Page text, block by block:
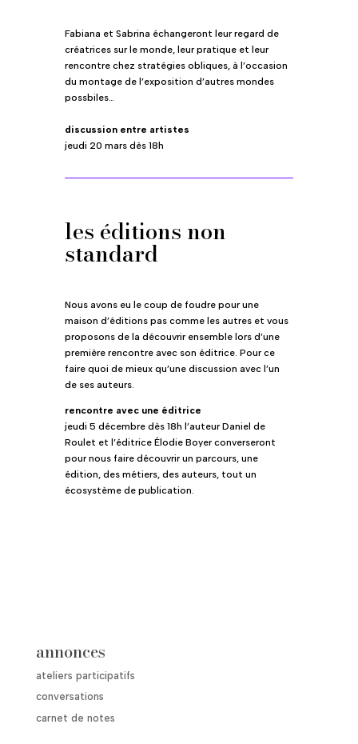
Fabiana et Sabrina échangeront leur regard de
créatrices sur le monde, leur pratique et leur
rencontre chez stratégies obliques, à l’occasion
du montage de l’exposition d’autres mondes
possbiles…
discussion entre artistes
jeudi 20 mars dès 18h
les éditions non
standard
Nous avons eu le coup de foudre pour une
maison d’éditions pas comme les autres et vous
proposons de la découvrir ensemble lors d’une
première rencontre avec son éditrice. Pour ce
faire quoi de mieux qu’une discussion avec l’un
de ses auteurs.
rencontre avec une éditrice
jeudi 5 décembre dès 18h l’auteur Daniel de
Roulet et l’éditrice Élodie Boyer converseront
pour nous faire découvrir un parcours, une
édition, des métiers, des auteurs, tout un
écosystème de publication.
annonces
ateliers participatifs
conversations
carnet de notes